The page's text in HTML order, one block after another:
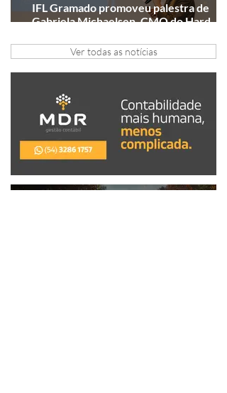
IFL Gramado promoveu palestra de
Gabriela Michaelsen, CMO do Hard
Ver todas as notícias